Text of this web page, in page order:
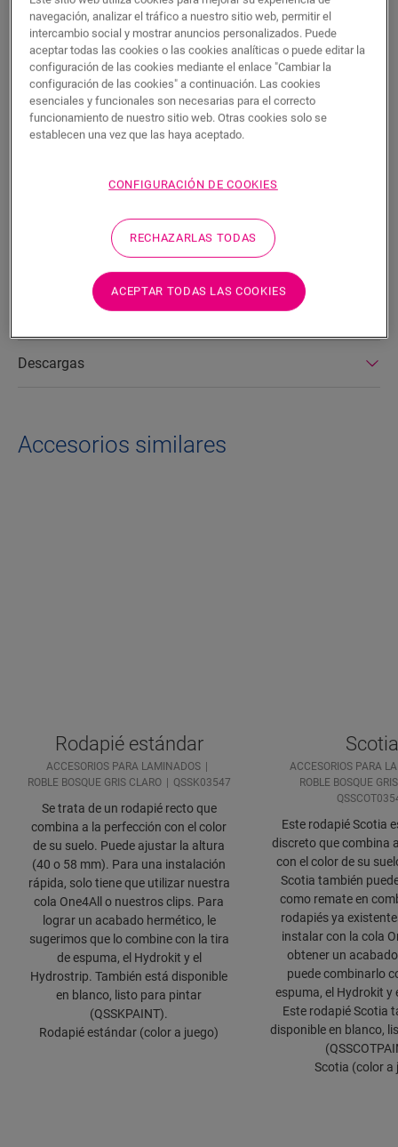
BUSCAR
Características del producto
Se trata de un rodapié recto y alto que combina a la
perfección con el color de su suelo. Cuenta con unas prácticas
ranuras en la parte posterior para alojar los cables. El rodapié
incluso en las esquinas. Para lograr un acabado hermético, le
el Hydrostrip. El rodapié también está disponible en blanco,
listo para pintar (QSPSKRPAINT).
Descargas
Accesorios similares
Rodapié estándar
ACCESORIOS PARA LAMINADOS
ROBLE BOSQUE GRIS CLARO
QSSK03547
Se trata de un rodapié recto que
combina a la perfección con el color
de su suelo. Puede ajustar la altura
(40 o 58 mm). Para una instalación
rápida, solo tiene que utilizar nuestra
cola One4All o nuestros clips. Para
lograr un acabado hermético, le
sugerimos que lo combine con la tira
de espuma, el Hydrokit y el
Hydrostrip. También está disponible
en blanco, listo para pintar
(QSSKPAINT).
Rodapié estándar (color a juego)
Scotia
ACCESORIOS PARA
ROBLE BOSQUE
Este rodapié Scotia
discreto que combina
con el color de su
Scotia también
como remate en
rodapiés ya
instalar con la cola
obtener un
puede combinarlo
espuma, el Hydrokit y
Este rodapié Scotia
disponible en blanco,
Scotia (color a
navegación, analizar el tráfico a nuestro sitio web, permitir el
intercambio social y mostrar anuncios personalizados. Puede
aceptar todas las cookies o las cookies analíticas o puede editar la
configuración de las cookies mediante el enlace "Cambiar la
configuración de las cookies" a continuación. Las cookies
esenciales y funcionales son necesarias para el correcto
funcionamiento de nuestro sitio web. Otras cookies solo se
establecen una vez que las haya aceptado.
CONFIGURACIÓN DE COOKIES
RECHAZARLAS TODAS
ACEPTAR TODAS LAS COOKIES